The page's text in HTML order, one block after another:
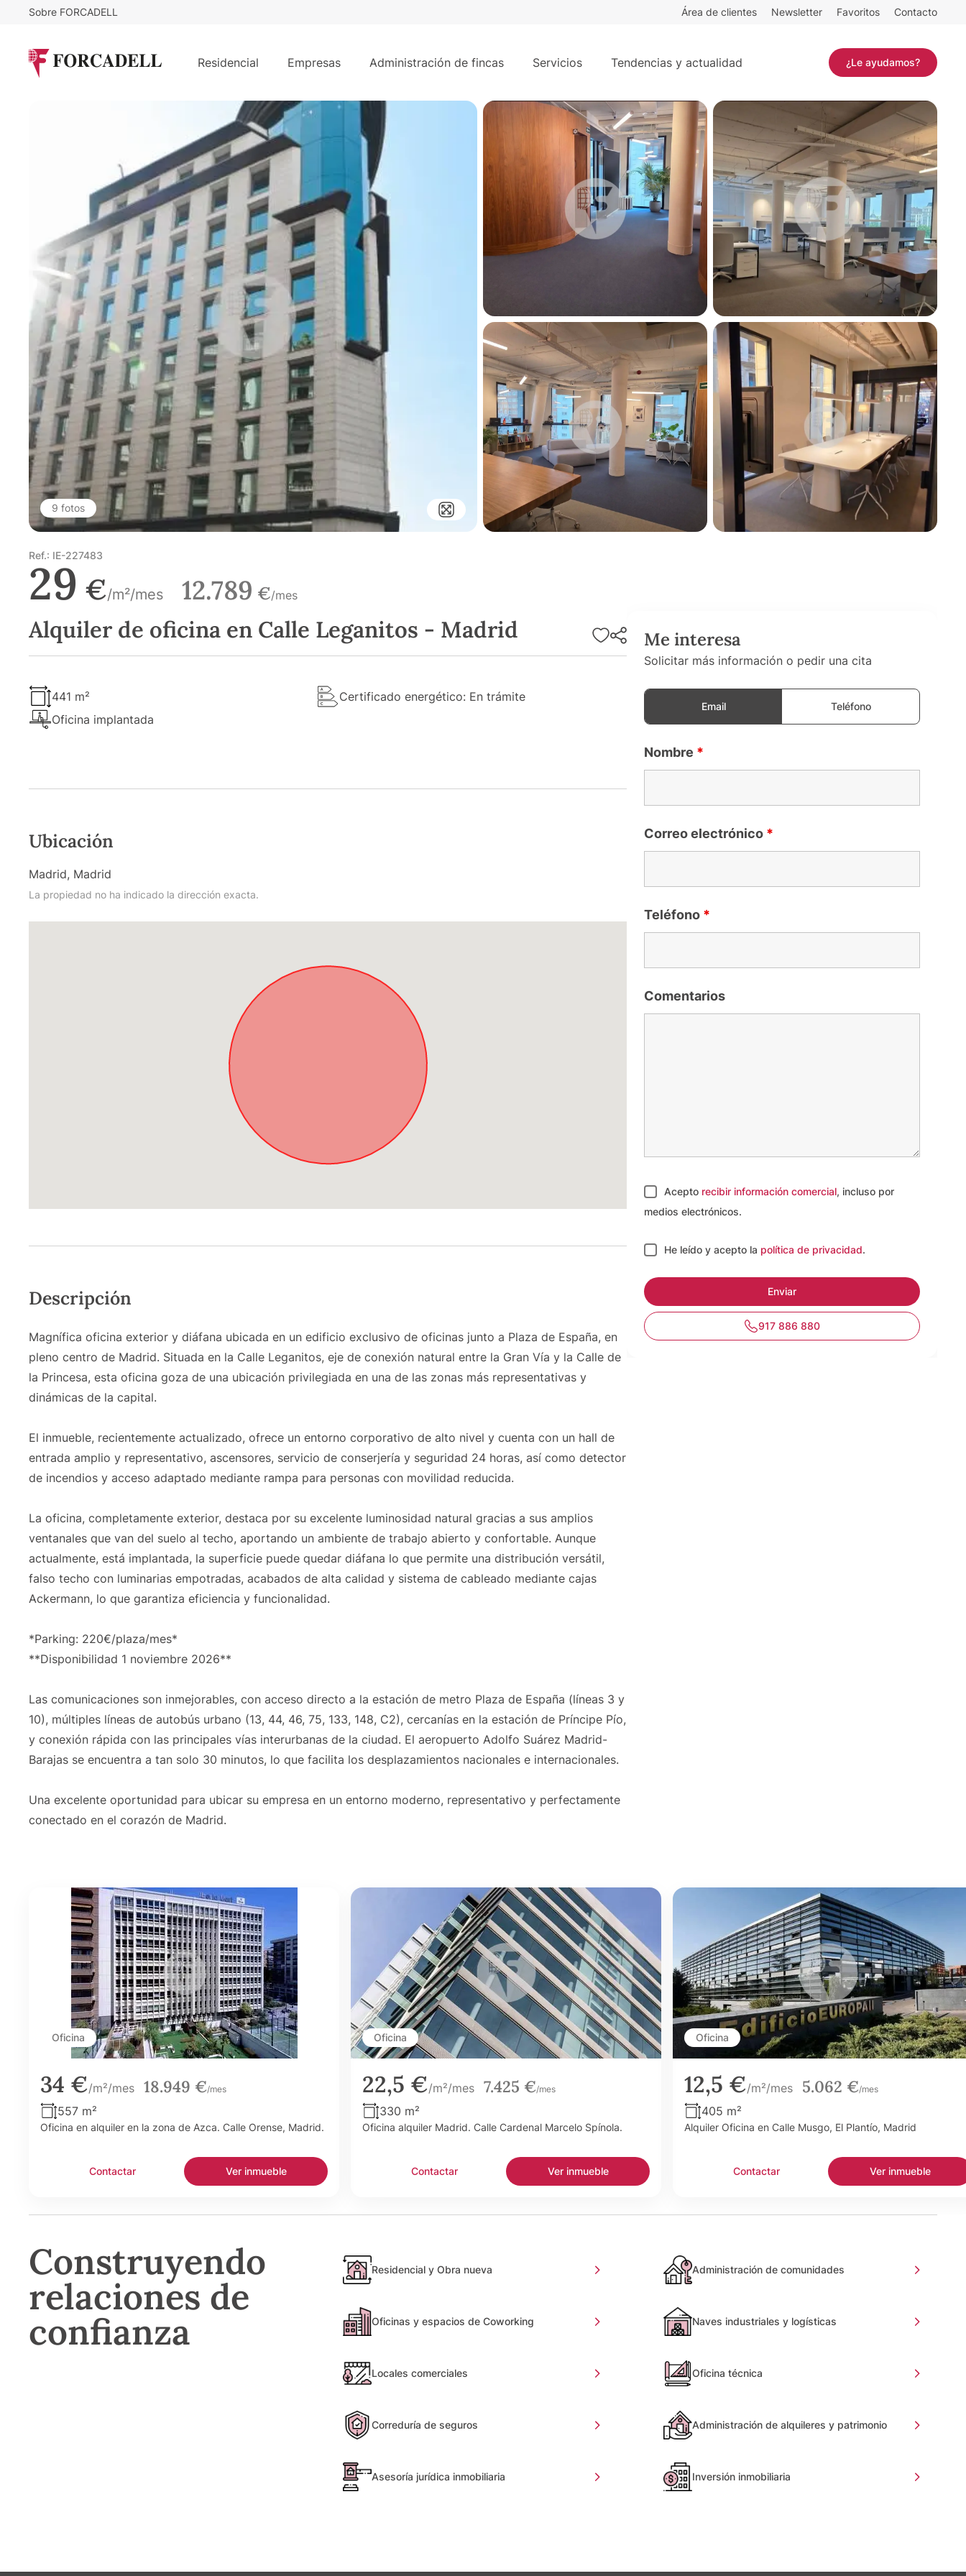
Sobre FORCADELL Área de clientes Newsletter Favoritos Contacto
Residencial Empresas Administración de fincas Servicios Tendencias y actualidad ¿Le ayudamos?
Alquiler de oficina en Calle Leganitos - Madrid
9 fotos
Ref.: IE-227483
29 €/m²/mes 12.789 €/mes
Alquiler de oficina en Calle Leganitos - Madrid
441 m²
Certificado energético: En trámite
Oficina implantada
Ubicación
Madrid, Madrid
La propiedad no ha indicado la dirección exacta.
Descripción
Magnífica oficina exterior y diáfana ubicada en un edificio exclusivo de oficinas junto a Plaza de España, en
pleno centro de Madrid. Situada en la Calle Leganitos, eje de conexión natural entre la Gran Vía y la Calle de
la Princesa, esta oficina goza de una ubicación privilegiada en una de las zonas más representativas y
dinámicas de la capital.
El inmueble, recientemente actualizado, ofrece un entorno corporativo de alto nivel y cuenta con un hall de
entrada amplio y representativo, ascensores, servicio de conserjería y seguridad 24 horas, así como detector
de incendios y acceso adaptado mediante rampa para personas con movilidad reducida.
La oficina, completamente exterior, destaca por su excelente luminosidad natural gracias a sus amplios
ventanales que van del suelo al techo, aportando un ambiente de trabajo abierto y confortable. Aunque
actualmente, está implantada, la superficie puede quedar diáfana lo que permite una distribución versátil,
falso techo con luminarias empotradas, acabados de alta calidad y sistema de cableado mediante cajas
Ackermann, lo que garantiza eficiencia y funcionalidad.
*Parking: 220€/plaza/mes*
**Disponibilidad 1 noviembre 2026**
Las comunicaciones son inmejorables, con acceso directo a la estación de metro Plaza de España (líneas 3 y
10), múltiples líneas de autobús urbano (13, 44, 46, 75, 133, 148, C2), cercanías en la estación de Príncipe Pío,
y conexión rápida con las principales vías interurbanas de la ciudad. El aeropuerto Adolfo Suárez Madrid-
Barajas se encuentra a tan solo 30 minutos, lo que facilita los desplazamientos nacionales e internacionales.
Una excelente oportunidad para ubicar su empresa en un entorno moderno, representativo y perfectamente
conectado en el corazón de Madrid.
Me interesa
Solicitar más información o pedir una cita
Email Teléfono
Nombre *
Correo electrónico *
Teléfono *
Comentarios
Acepto recibir información comercial, incluso por
medios electrónicos.
He leído y acepto la política de privacidad.
917 886 880
Oficina
34 €/m²/mes 18.949 €/mes
557 m²
Oficina en alquiler en la zona de Azca. Calle Orense, Madrid.
Contactar Ver inmueble
Oficina
22,5 €/m²/mes 7.425 €/mes
330 m²
Oficina alquiler Madrid. Calle Cardenal Marcelo Spínola.
Contactar Ver inmueble
Oficina
12,5 €/m²/mes 5.062 €/mes
405 m²
Alquiler Oficina en Calle Musgo, El Plantío, Madrid
Contactar Ver inmueble
Construyendo
relaciones de
confianza
Residencial y Obra nueva Administración de comunidades
Oficinas y espacios de Coworking Naves industriales y logísticas
Locales comerciales Oficina técnica
Correduría de seguros Administración de alquileres y patrimonio
Asesoría jurídica inmobiliaria Inversión inmobiliaria